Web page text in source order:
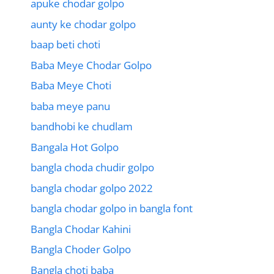
apuke chodar golpo
aunty ke chodar golpo
baap beti choti
Baba Meye Chodar Golpo
Baba Meye Choti
baba meye panu
bandhobi ke chudlam
Bangala Hot Golpo
bangla choda chudir golpo
bangla chodar golpo 2022
bangla chodar golpo in bangla font
Bangla Chodar Kahini
Bangla Choder Golpo
Bangla choti baba